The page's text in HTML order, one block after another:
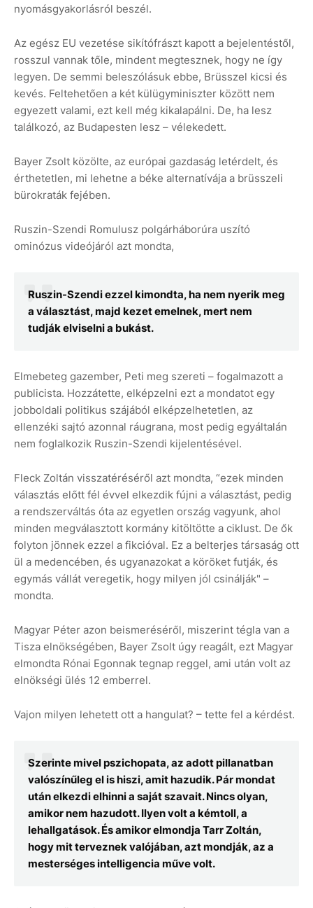
nyomásgyakorlásról beszél.
Az egész EU vezetése sikítófrászt kapott a bejelentéstől,
rosszul vannak tőle, mindent megtesznek, hogy ne így
legyen. De semmi beleszólásuk ebbe, Brüsszel kicsi és
kevés. Feltehetően a két külügyminiszter között nem
egyezett valami, ezt kell még kikalapálni. De, ha lesz
találkozó, az Budapesten lesz – vélekedett.
Bayer Zsolt közölte, az európai gazdaság letérdelt, és
érthetetlen, mi lehetne a béke alternatívája a brüsszeli
bürokraták fejében.
Ruszin-Szendi Romulusz polgárháborúra uszító
ominózus videójáról azt mondta,
Ruszin-Szendi ezzel kimondta, ha nem nyerik meg
a választást, majd kezet emelnek, mert nem
tudják elviselni a bukást.
Elmebeteg gazember, Peti meg szereti – fogalmazott a
publicista. Hozzátette, elképzelni ezt a mondatot egy
jobboldali politikus szájából elképzelhetetlen, az
ellenzéki sajtó azonnal ráugrana, most pedig egyáltalán
nem foglalkozik Ruszin-Szendi kijelentésével.
Fleck Zoltán visszatéréséről azt mondta, “ezek minden
választás előtt fél évvel elkezdik fújni a választást, pedig
a rendszerváltás óta az egyetlen ország vagyunk, ahol
minden megválasztott kormány kitöltötte a ciklust. De ők
folyton jönnek ezzel a fikcióval. Ez a belterjes társaság ott
ül a medencében, és ugyanazokat a köröket futják, és
egymás vállát veregetik, hogy milyen jól csinálják" –
mondta.
Magyar Péter azon beismeréséről, miszerint tégla van a
Tisza elnökségében, Bayer Zsolt úgy reagált, ezt Magyar
elmondta Rónai Egonnak tegnap reggel, ami után volt az
elnökségi ülés 12 emberrel.
Vajon milyen lehetett ott a hangulat? – tette fel a kérdést.
Szerinte mivel pszichopata, az adott pillanatban
valószínűleg el is hiszi, amit hazudik. Pár mondat
után elkezdi elhinni a saját szavait. Nincs olyan,
amikor nem hazudott. Ilyen volt a kémtoll, a
lehallgatások. És amikor elmondja Tarr Zoltán,
hogy mit terveznek valójában, azt mondják, az a
mesterséges intelligencia műve volt.